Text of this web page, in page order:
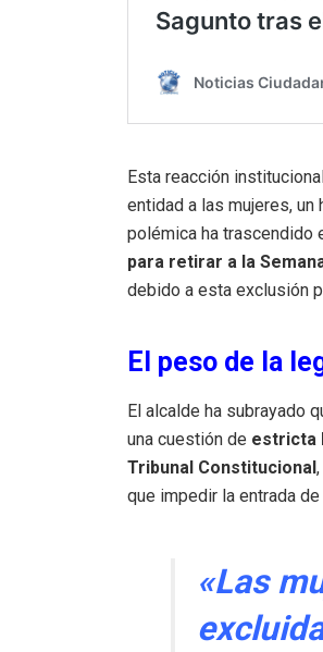
Esta reacción
entidad a las mujeres, un
polémica ha trascendido
para retirar a la
debido a esta exclusión
El peso de la
El alcalde ha subrayado
una cuestión de estricta
Tribunal Constitucional
que impedir la entrada
«Las